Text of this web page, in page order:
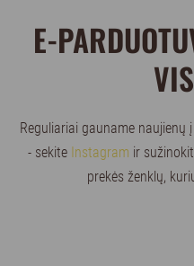
E-
Reguliariai gauname naujienų
- sekite Instagram ir
prekės ženklų,